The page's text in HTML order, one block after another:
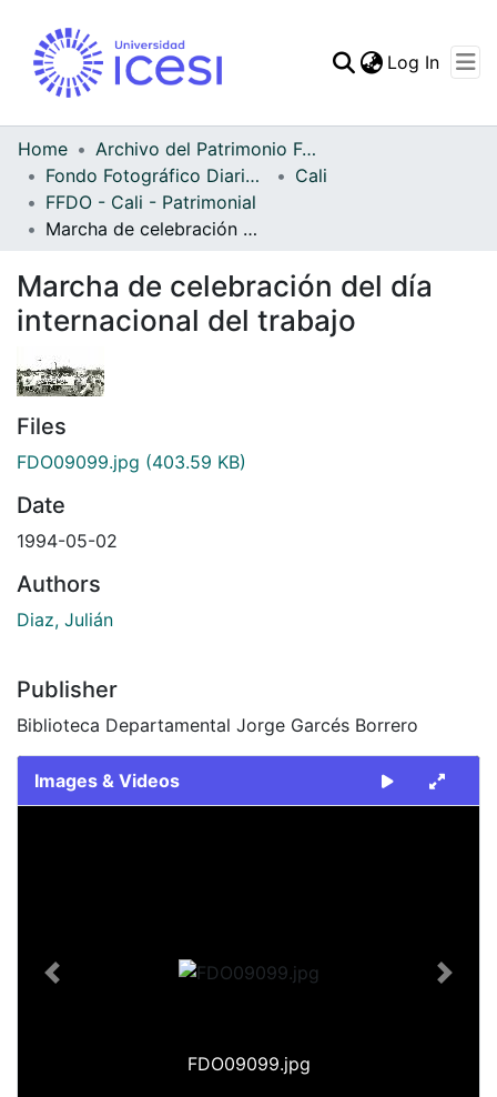
Statistics
Log In
Home
Archivo del Patrimonio Fotográfico y Fílmico del Valle del Cauca
Fondo Fotográfico Diario Occidente
Cali
FFDO - Cali - Patrimonial
Marcha de celebración del día internacional del trabajo
Marcha de celebración del día
internacional del trabajo
Files
FDO09099.jpg (403.59 KB)
Date
1994-05-02
Authors
Diaz, Julián
Publisher
Biblioteca Departamental Jorge Garcés Borrero
Images & Videos
FDO09099.jpg
Previous Next